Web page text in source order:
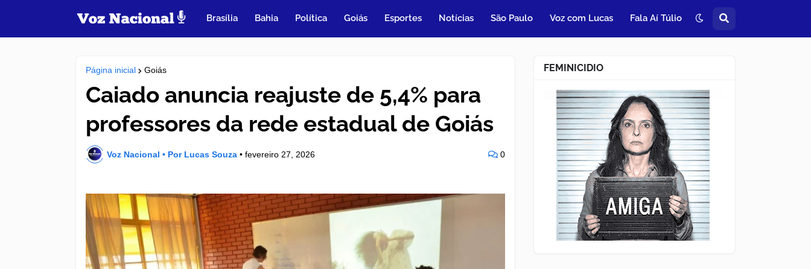
Brasília Bahia Política Goiás Esportes Notícias São Paulo Voz com Lucas Fala Aí Túlio
Página inicial Goiás
Caiado anuncia reajuste de 5,4% para
professores da rede estadual de Goiás
Voz Nacional • Por Lucas Souza • fevereiro 27, 2026 0
FEMINICIDIO